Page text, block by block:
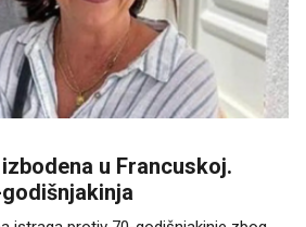
u Francuskoj.